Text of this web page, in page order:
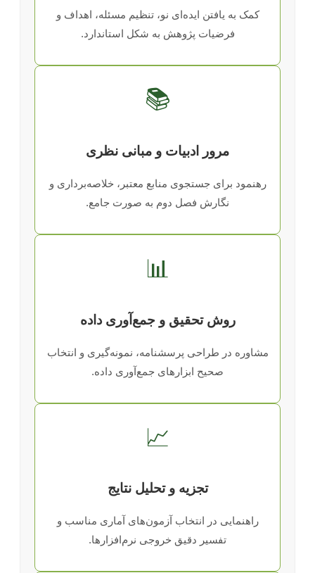
کمک به یافتن ایده‌ای نو، تنظیم مسئله، اهداف و
فرضیات پژوهش به شکل استاندارد.
📚
مرور ادبیات و مبانی نظری
رهنمود برای جستجوی منابع معتبر، خلاصه‌برداری و
نگارش فصل دوم به صورت جامع.
📊
روش تحقیق و جمع‌آوری داده
مشاوره در طراحی پرسشنامه، نمونه‌گیری و انتخاب
صحیح ابزارهای جمع‌آوری داده.
📈
تجزیه و تحلیل نتایج
راهنمایی در انتخاب آزمون‌های آماری مناسب و
تفسیر دقیق خروجی نرم‌افزارها.